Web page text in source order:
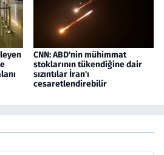
CNN: ABD'nin mühimmat
stoklarının tükendiğine dair
sızıntılar İran'ı
cesaretlendirebilir